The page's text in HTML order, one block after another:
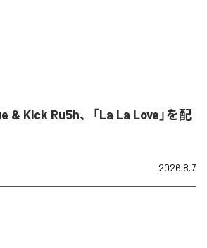
& Kick Ru5h、「La La Love」を配
2026.8.7